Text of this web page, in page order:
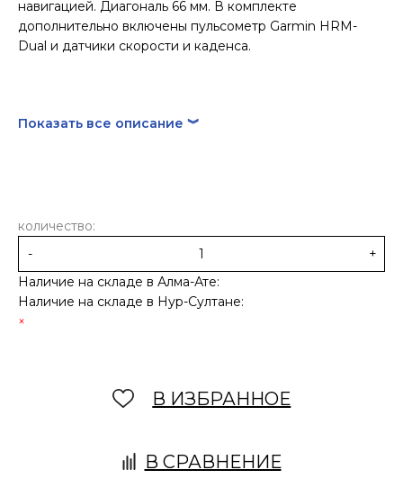
навигацией. Диагональ 66 мм. В комплекте
дополнительно включены пульсометр Garmin HRM-
Dual и датчики скорости и каденса.
Показать все описание ︾
количество:
-
+
Наличие на складе в Алма-Ате:
Наличие на складе в Нур-Султане:
В ИЗБРАННОЕ
В СРАВНЕНИЕ